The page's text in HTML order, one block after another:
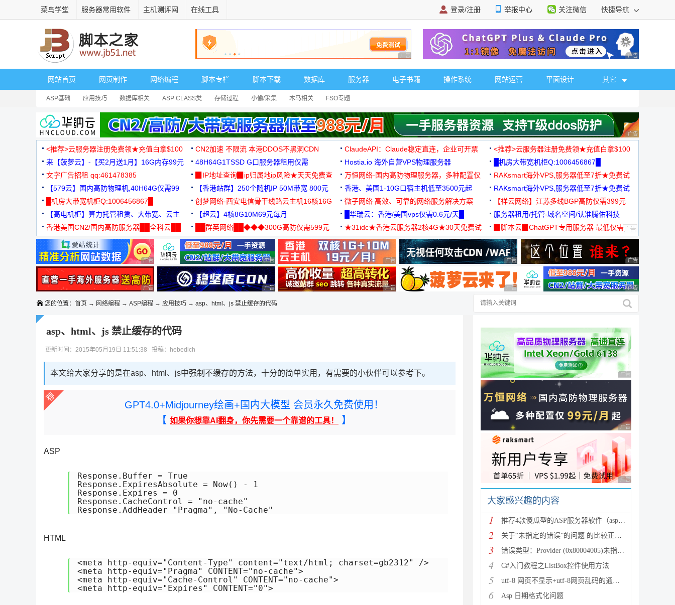
菜鸟学堂 服务器常用软件 主机测评网 在线工具 登录/注册 举报中心 关注微信 快捷导航
广告 商业广告，理性选择 广告 商业广告，理
网站首页 网页制作 网络编程 脚本专栏 脚本下载 数据库 服务器 电子书籍 操作系统 网站运营 平面设计 其它
ASP基础 应用技巧 数据库相关 ASP CLASS类 存储过程 小偷/采集 木马相关 FSO专题
广告 商业广告，理
<推荐>云服务器注册免费领★充值白拿$100 CN2加速 不限流 本港DDOS不黑洞CDN ClaudeAPI：Claude稳定直连，企业可开票
<推荐>云服务器注册免费领★充值白拿$100
来【菠萝云】-【买2月送1月】16G内存99元
48H64G1TSSD G口服务器租用仅需
3000+可免费测试
Hostia.io 海外自营VPS物理服务器
█机房大带宽机柜Q:1006456867█
文字广告招租 qq:461478385
▉IP地址查询▉ip归属地ip风险★天天免费查
万恒网络-国内高防物理服务器，多种配置仅
99元/月起
RAKsmart海外VPS,服务器低至7折★免费试
用★
【579云】国内高防物理机,40H64G仅需99
元
【香港站群】250个随机IP 50M带宽 800元 香港、美国1-10G口宿主机低至3500元起
RAKsmart海外VPS,服务器低至7折★免费试
用★
█机房大带宽机柜Q:1006456867█
创梦网络-西安电信骨干线路云主机16核16G
88元/月
微子网络 高效、可靠的网络服务解决方案
【祥云网络】江苏多线BGP高防仅需399元
【高电机柜】算力托管租赁、大带宽、云主
机
【超云】4核8G10M69元每月 █华瑞云：香港/美国vps仅需0.6元/天█
服务器租用/托管-域名空间/认准腾佑科技
香港美国CN2/国内高防服务器██全科云██
██群英网络██◆◆◆300G高防仅需599元
◆◆◆
★31idc★香港云服务器2核4G★30天免费试
用◆
▉脚本云▉ChatGPT专用服务器 最低仅需
19元/月
广告 商业广告，理性选择 广告 商业广告，理性选择 广告 商业广告，理性选择 广告 商业广告，理性选择 广告 商业广告，理
广告 商业广告，理性选择 广告 商业广告，理性选择 广告 商业广告，理性选择 广告 商业广告，理性选择 广告 商业广告，理
您的位置： 首页 → 网络编程 → ASP编程 → 应用技巧 → asp、html、js 禁止缓存的代码
asp、html、js 禁止缓存的代码
更新时间：2015年05月19日 11:51:38 投稿：hebedich
本文给大家分享的是在asp、html、js中强制不缓存的方法，十分的简单实用，有需要的小伙伴可以参考下。
GPT4.0+Midjourney绘画+国内大模型 会员永久免费使用！
【 如果你想靠AI翻身，你先需要一个靠谱的工具！ 】
ASP
Response.Buffer = True
Response.ExpiresAbsolute = Now() - 1
Response.Expires = 0
Response.CacheControl = "no-cache"
HTML
<meta http-equiv="Content-Type" content="text/html; charset=gb2312" />
<meta http-equiv="Pragma" CONTENT="no-cache">
<meta http-equiv="Cache-Control" CONTENT="no-cache">
广告 商业广告，理性
广告 商业广告，理性
广告 商业广告，理性
大家感兴趣的内容
1 推荐4款傻瓜型的ASP服务器软件（asp运行环境一键搭建工具
2 关于“未指定的错误”的问题 的比较正解的解决方法
3 错误类型：Provider (0x80004005)未指定的
4 C#入门教程之ListBox控件使用方法
5 utf-8 网页不显示+utf-8网页乱码的通用解决方法
6 Asp 日期格式化问题